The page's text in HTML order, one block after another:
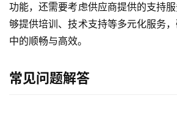
服
务
与
持
功能，还需要考虑供应商提供的支持
够提供培训、技术支持等多元化服务
中的顺畅与高效。
常见问题解答